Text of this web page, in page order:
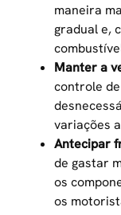
maneira
gradual e,
Manter a
controle
variações
Antecipar
de gastar
os
os